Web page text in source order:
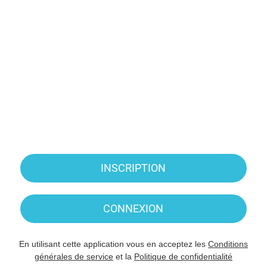
INSCRIPTION
CONNEXION
En utilisant cette application vous en acceptez les Conditions
générales de service et la Politique de confidentialité